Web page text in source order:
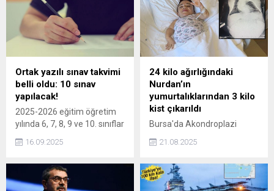
Ortak yazılı sınav takvimi
belli oldu: 10 sınav
yapılacak!
2025-2026 eğitim öğretim
yılında 6, 7, 8, 9 ve 10. sınıflar
ortak yazılı sınav yapılacak.
tarafından yapılacak ortak
yazılı sınavların tarihleri de
16.09.2025
24 kilo ağırlığındaki
Nurdan’ın
yumurtalıklarından 3 kilo
kist çıkarıldı
Bursa'da Akondroplazi
gelen, 80 santim
ağırlığındaki Nurdan Tüfekçi
(30), yumurtalıklarındaki 3
21.08.2025